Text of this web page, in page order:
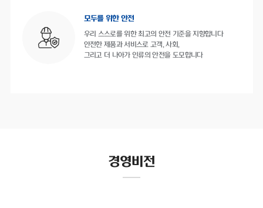
모두를 위한 안전
우리 스스로를 위한 최고의 안전 기준을 지향합니다
안전한 제품과 서비스로 고객, 사회,
그리고 더 나아가 인류의 안전을 도모합니다
경영비전